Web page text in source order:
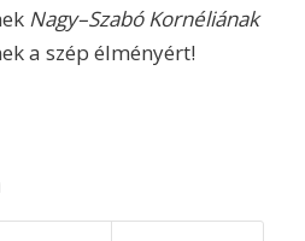
Nagy–Szabó Kornéliának
a szép élményért!